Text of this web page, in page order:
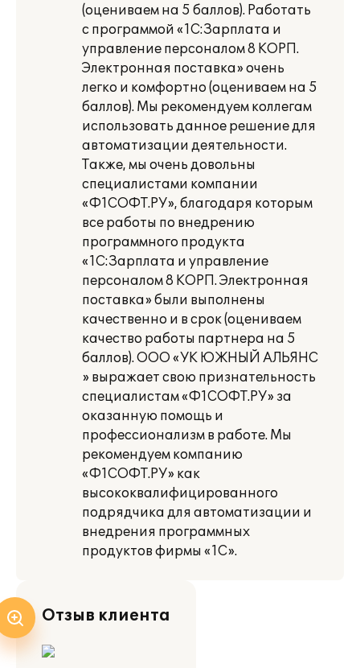
(оцениваем на 5 баллов). Работать
с программой «1С:Зарплата и
управление персоналом 8 КОРП.
Электронная поставка» очень
легко и комфортно (оцениваем на 5
баллов). Мы рекомендуем коллегам
использовать данное решение для
автоматизации деятельности.
Также, мы очень довольны
специалистами компании
«Ф1СОФТ.РУ», благодаря которым
все работы по внедрению
программного продукта
«1С:Зарплата и управление
персоналом 8 КОРП. Электронная
поставка» были выполнены
качественно и в срок (оцениваем
качество работы партнера на 5
баллов). ООО «УК ЮЖНЫЙ АЛЬЯНС
» выражает свою признательность
специалистам «Ф1СОФТ.РУ» за
оказанную помощь и
профессионализм в работе. Мы
рекомендуем компанию
«Ф1СОФТ.РУ» как
высококвалифицированного
подрядчика для автоматизации и
внедрения программных
продуктов фирмы «1С».
Отзыв клиента